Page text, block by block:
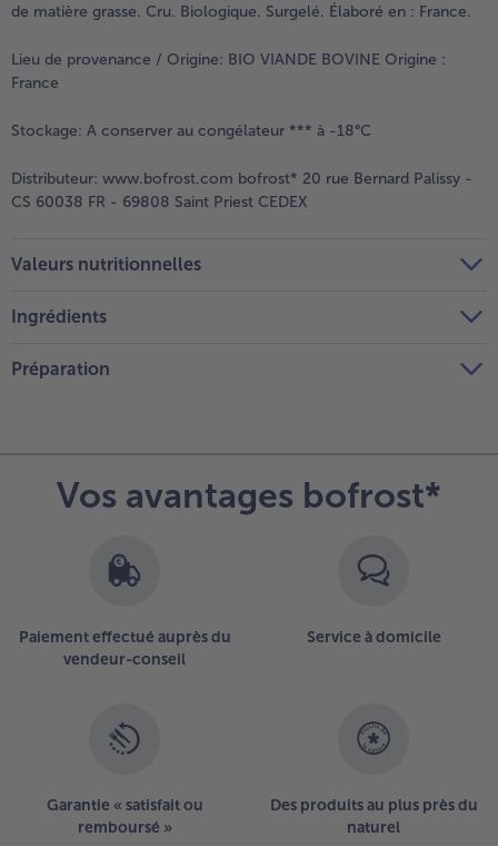
de matière grasse. Cru. Biologique. Surgelé. Élaboré en : France.
Lieu de provenance / Origine: BIO VIANDE BOVINE Origine :
France
Stockage: A conserver au congélateur *** à -18°C
Distributeur: www.bofrost.com bofrost* 20 rue Bernard Palissy -
CS 60038 FR - 69808 Saint Priest CEDEX
Valeurs nutritionnelles
Ingrédients
Préparation
Vos avantages bofrost*
Paiement effectué auprès du
vendeur-conseil
Service à domicile
Garantie « satisfait ou
remboursé »
Des produits au plus près du
naturel